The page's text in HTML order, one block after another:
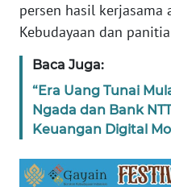
persen hasil kerjasama
Kebudayaan dan
Baca Juga:
“Era Uang Tunai
Ngada dan Bank
Keuangan Digital
WN
BABEL
SUMBAR
WN